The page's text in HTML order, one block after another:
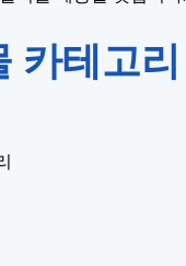
카테고리